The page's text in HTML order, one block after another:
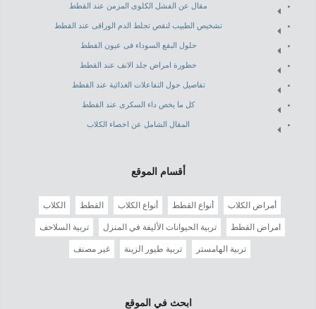
مقال عن الفشل الكلوى المزمن عند القطط
تشخيص الطبيب لنقص تجلط الدم الوراقى عند القطط
حلول البقع السوداء فى عيون القطط
خطورة امراض جلد الانف عند القطط
تفاصيل حول التفاعلات الغذائية عند القطط
كل ما يخص داء السكرى عند القطط
المقال الشامل عن اخصاء الكلاب
أقسام الموقع
أمراض الكلاب أنواع القطط أنواع الكلاب القطط الكلاب
امراض القطط تربية الحيوانات الأليفة في المنزل تربية السلاحف
تربية الهامستر تربية طيور الزينة غير مصنف
ابحث في الموقع